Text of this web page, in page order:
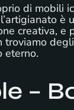
di mobili
è
creativa, e
troviamo
eterno.
–